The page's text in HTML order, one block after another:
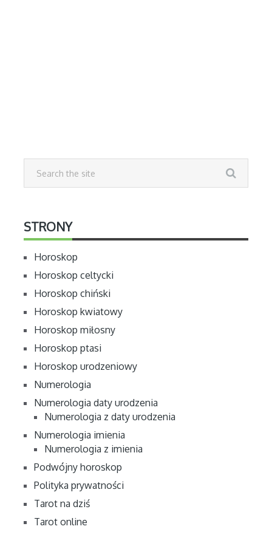
STRONY
Horoskop
Horoskop celtycki
Horoskop chiński
Horoskop kwiatowy
Horoskop miłosny
Horoskop ptasi
Horoskop urodzeniowy
Numerologia
Numerologia daty urodzenia
Numerologia z daty urodzenia
Numerologia imienia
Numerologia z imienia
Podwójny horoskop
Polityka prywatności
Tarot na dziś
Tarot online